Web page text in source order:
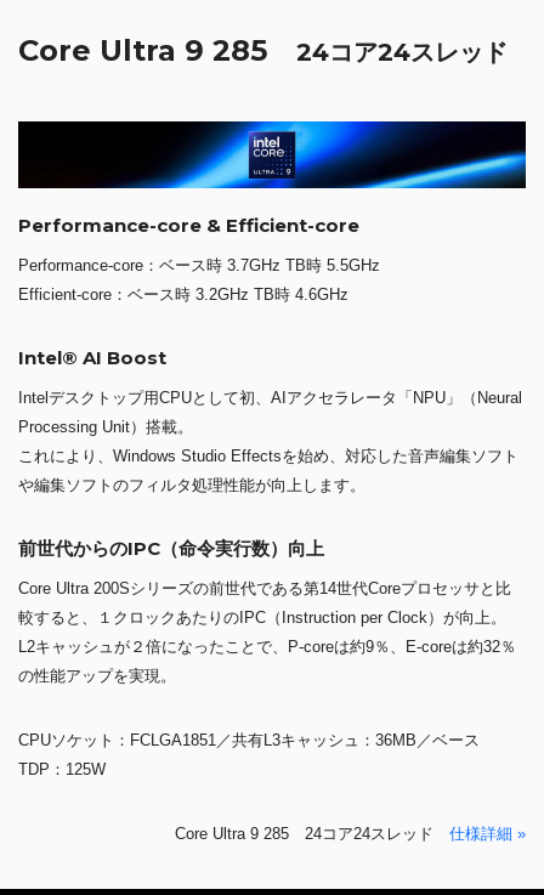
Core Ultra 9 285 24コア24スレッド
Performance-core & Efficient-core
Performance-core：ベース時 3.7GHz TB時 5.5GHz
Efficient-core：ベース時 3.2GHz TB時 4.6GHz
Intel® AI Boost
Intelデスクトップ用CPUとして初、AIアクセラレータ「NPU」（Neural
Processing Unit）搭載。
これにより、Windows Studio Effectsを始め、対応した音声編集ソフト
や編集ソフトのフィルタ処理性能が向上します。
前世代からのIPC（命令実行数）向上
Core Ultra 200Sシリーズの前世代である第14世代Coreプロセッサと比
較すると、１クロックあたりのIPC（Instruction per Clock）が向上。
L2キャッシュが２倍になったことで、P-coreは約9％、E-coreは約32％
の性能アップを実現。
CPUソケット：FCLGA1851／共有L3キャッシュ：36MB／ベース
TDP：125W
Core Ultra 9 285 24コア24スレッド 仕様詳細 »